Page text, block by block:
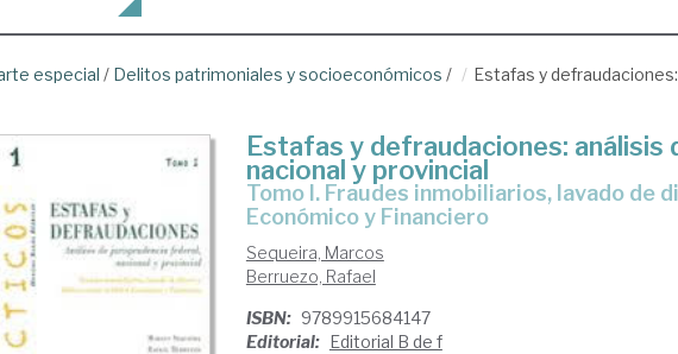
especial / Delitos patrimoniales y socioeconómicos /
Estafas y
Estafas y defraudaciones: análisis
nacional y provincial
Tomo I. Fraudes inmobiliarios, lavado de dinero y delitos contra el Orden
Económico y Financiero
Sequeira, Marcos
Berruezo, Rafael
ISBN: 9789915684147
Editorial: Editorial B de f